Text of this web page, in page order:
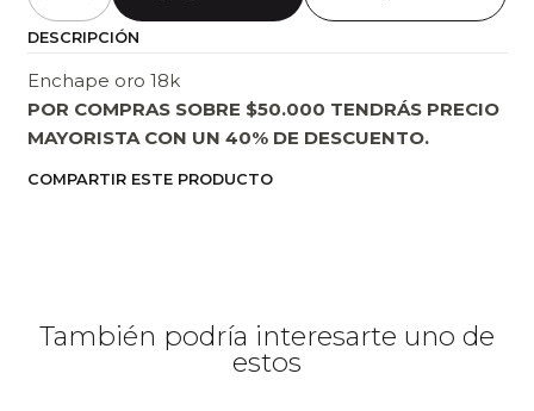
Cantidad
DESCRIPCIÓN
Enchape oro 18k
POR COMPRAS SOBRE $50.000 TENDRÁS PRECIO
MAYORISTA CON UN 40% DE DESCUENTO.
COMPARTIR ESTE PRODUCTO
También podría interesarte uno de
estos